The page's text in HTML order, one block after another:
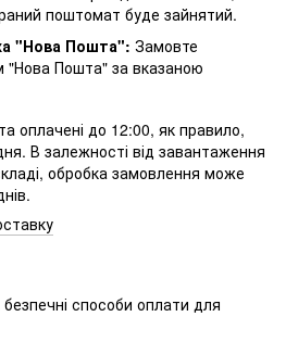
поштомат буде зайнятий.
"Нова Пошта": Замовте
"Нова Пошта" за вказаною
оплачені до 12:00, як правило,
В залежності від завантаження
обробка замовлення може
способи оплати для